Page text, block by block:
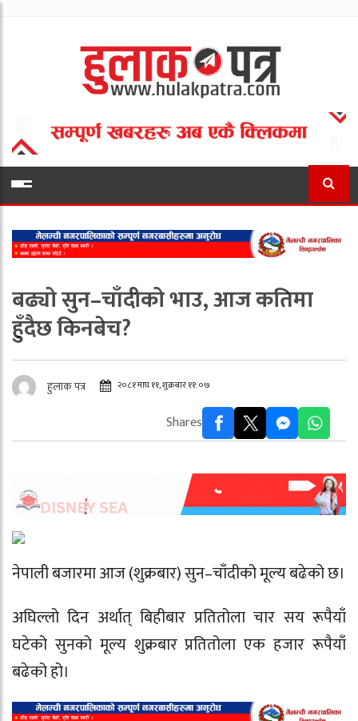
बढ्यो सुन–चाँदीको भाउ, आज कतिमा
हुँदैछ किनबेच?
हुलाक पत्र २०८१ माघ ११, शुक्रबार ११:०७
Shares
नेपाली बजारमा आज (शुक्रबार) सुन–चाँदीको मूल्य बढेको छ।
अघिल्लो दिन अर्थात् बिहीबार प्रतितोला चार सय रूपैयाँ
घटेको सुनको मूल्य शुक्रबार प्रतितोला एक हजार रूपैयाँ
बढेको हो।